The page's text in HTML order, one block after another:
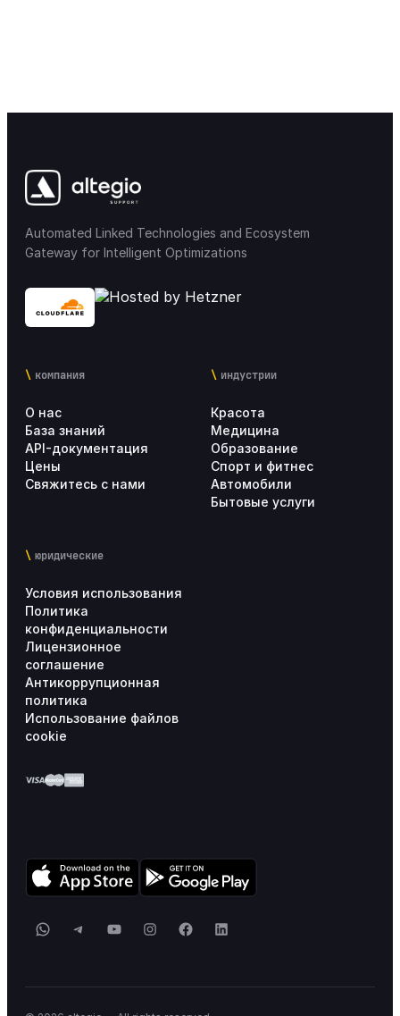
Automated Linked Technologies and Ecosystem
Gateway for Intelligent Optimizations
компания
О нас
База знаний
API-документация
Цены
Свяжитесь с нами
индустрии
Красота
Медицина
Образование
Спорт и фитнес
Автомобили
Бытовые услуги
юридические
Условия использования
Политика
конфиденциальности
Лицензионное
соглашение
Антикоррупционная
политика
Использование файлов
cookie
WhatsApp
TelegramYouTubeInstagram
FacebookLinkedIn